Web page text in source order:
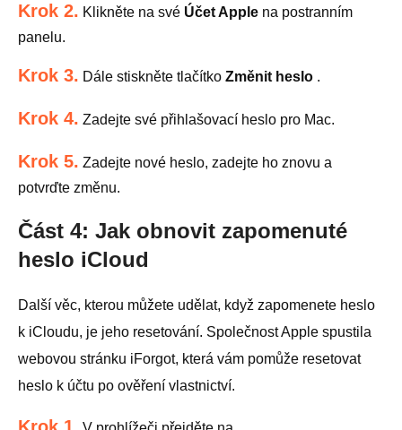
Krok 2. Klikněte na své Účet Apple na postranním
panelu.
Krok 3. Dále stiskněte tlačítko Změnit heslo .
Krok 4. Zadejte své přihlašovací heslo pro Mac.
Krok 5. Zadejte nové heslo, zadejte ho znovu a
potvrďte změnu.
Část 4: Jak obnovit zapomenuté
heslo iCloud
Další věc, kterou můžete udělat, když zapomenete heslo
k iCloudu, je jeho resetování. Společnost Apple spustila
webovou stránku iForgot, která vám pomůže resetovat
heslo k účtu po ověření vlastnictví.